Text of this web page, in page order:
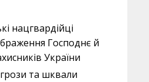
нацгвардійці
Господнє й
України
та шквали